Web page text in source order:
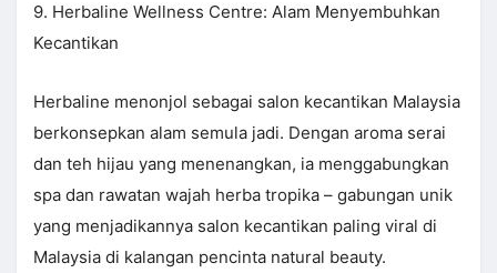
9. Herbaline Wellness Centre: Alam Menyembuhkan
Kecantikan
Herbaline menonjol sebagai salon kecantikan Malaysia
berkonsepkan alam semula jadi. Dengan aroma serai
dan teh hijau yang menenangkan, ia menggabungkan
spa dan rawatan wajah herba tropika – gabungan unik
yang menjadikannya salon kecantikan paling viral di
Malaysia di kalangan pencinta natural beauty.